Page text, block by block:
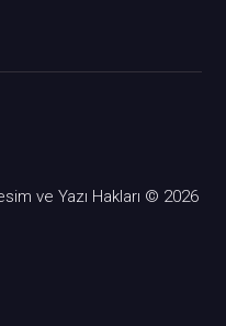
ve Yazı Hakları © 2026